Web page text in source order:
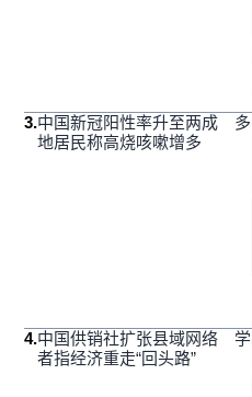
3.中国新冠阳性率升至两成 多
地居民称高烧咳嗽增多
4.中国供销社扩张县域网络 学
者指经济重走“回头路”